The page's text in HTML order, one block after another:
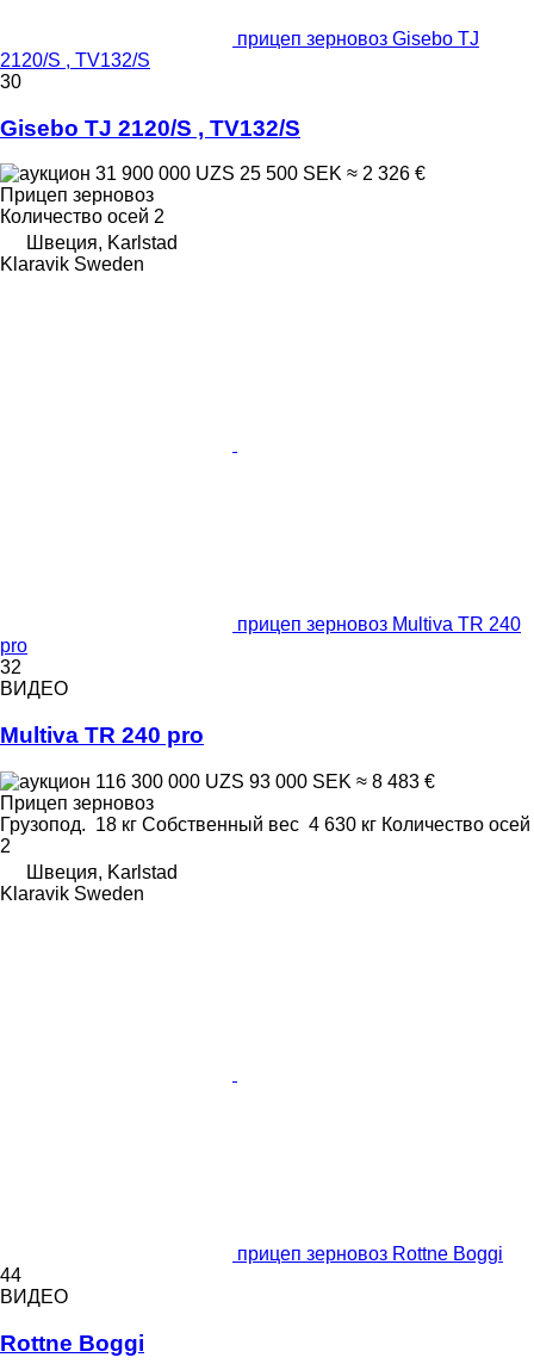
прицеп зерновоз Gisebo TJ
2120/S , TV132/S
30
Gisebo TJ 2120/S , TV132/S
31 900 000 UZS 25 500 SEK ≈ 2 326 €
Прицеп зерновоз
Количество осей 2
Швеция, Karlstad
Klaravik Sweden
прицеп зерновоз Multiva TR 240
pro
32
ВИДЕО
Multiva TR 240 pro
116 300 000 UZS 93 000 SEK ≈ 8 483 €
Прицеп зерновоз
Грузопод. 18 кг Собственный вес 4 630 кг Количество осей
2
Швеция, Karlstad
Klaravik Sweden
прицеп зерновоз Rottne Boggi
44
ВИДЕО
Rottne Boggi